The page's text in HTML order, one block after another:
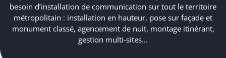
besoin d’installation de communication sur tout le territoire
métropolitain : installation en hauteur, pose sur façade et
monument classé, agencement de nuit, montage itinérant,
gestion multi-sites...